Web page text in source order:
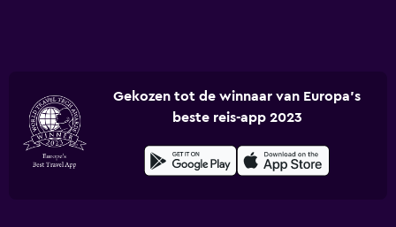
Gekozen tot de winnaar van Europa's
beste reis-app 2023